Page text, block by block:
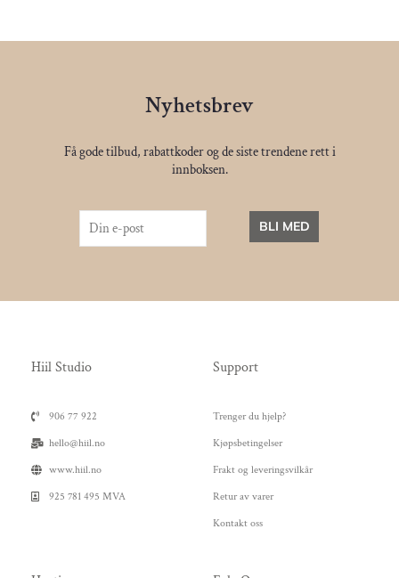
Nyhetsbrev
Få gode tilbud, rabattkoder og de siste trendene rett i
innboksen.
BLI MED
Hiil Studio
906 77 922
hello@hiil.no
www.hiil.no
925 781 495 MVA
Support
Trenger du hjelp?
Kjøpsbetingelser
Frakt og leveringsvilkår
Retur av varer
Kontakt oss